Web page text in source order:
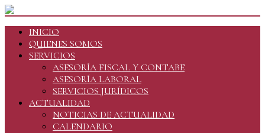
INICIO
QUIENES SOMOS
SERVICIOS
ASESORÍA FISCAL Y CONTABE
ASESORÍA LABORAL
SERVICIOS JURÍDICOS
ACTUALIDAD
NOTICIAS DE ACTUALIDAD
CALENDARIO